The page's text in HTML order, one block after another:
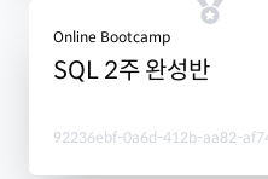
Online Bootcamp
SQL 2주 완성반
92236ebf-0a6d-412b-aa82-